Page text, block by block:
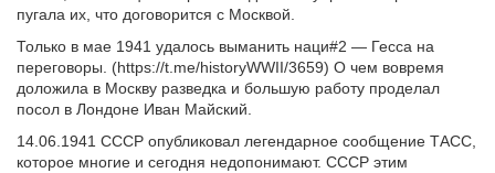
пугала их, что договорится с Москвой.
Только в мае 1941 удалось выманить наци#2 — Гесса на
переговоры. (https://t.me/historyWWII/3659) О чем вовремя
доложила в Москву разведка и большую работу проделал
посол в Лондоне Иван Майский.
14.06.1941 СССР опубликовал легендарное сообщение ТАСС,
которое многие и сегодня недопонимают. СССР этим